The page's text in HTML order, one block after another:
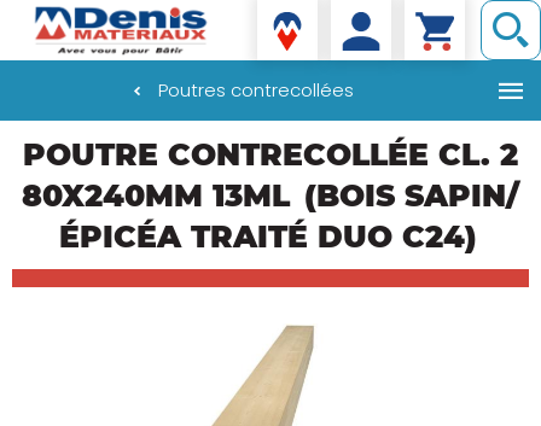
principal
Denis matériaux
Poutres contrecollées
POUTRE CONTRECOLLÉE CL. 2
80X240MM 13ML (BOIS SAPIN/
ÉPICÉA TRAITÉ DUO C24)